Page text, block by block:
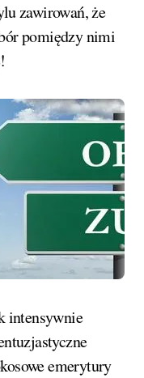
zawirowań, że
pomiędzy nimi
intensywnie
emerytury